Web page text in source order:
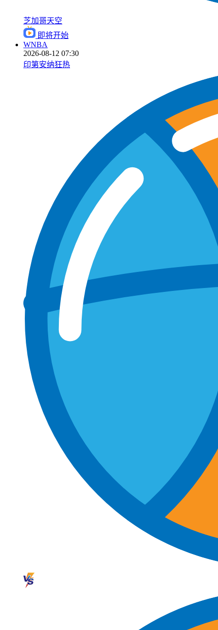
芝加哥天空
即将开始
WNBA
2026-08-12 07:30
印第安纳狂热